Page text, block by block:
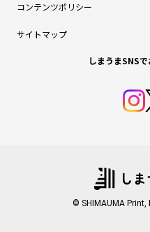
コンテンツポリシー
サイトマップ
しまうまSNS
© SHIMAUMA Print,